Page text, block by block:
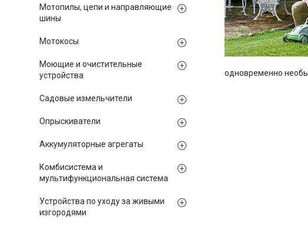
одновременно
Мотопилы, цепи и направляющие
шины
Мотокосы
Моющие и очистительные
устройства
Садовые измельчители
Опрыскиватели
Аккумуляторные агрегаты
Комбисистема и
мультифункциональная система
Устройства по уходу за живыми
изгородями